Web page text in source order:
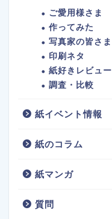
ご愛用様さま
作ってみた
写真家の皆さま
印刷ネタ
紙好きレビュー
調査・比較
紙イベント情報
紙のコラム
紙マンガ
質問